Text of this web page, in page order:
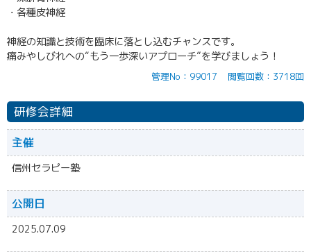
・各種皮神経
神経の知識と技術を臨床に落とし込むチャンスです。
痛みやしびれへの“もう一歩深いアプローチ”を学びましょう！
管理No：99017 閲覧回数：3718回
研修会詳細
主催
信州セラピー塾
公開日
2025.07.09